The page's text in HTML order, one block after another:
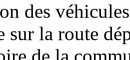
des
sur la route